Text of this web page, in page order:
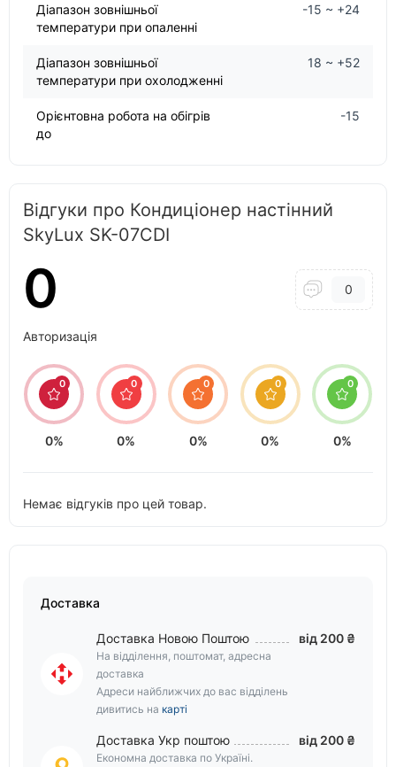
Діапазон зовнішньої
температури при опаленні
-15 ~ +24
Діапазон зовнішньої
температури при охолодженні
18 ~ +52
Орієнтовна робота на обігрів
до
-15
Відгуки про Кондиціонер настінний
SkyLux SK-07CDI
0 0
Авторизація
0
0%
0
0%
0
0%
0
0%
0
0%
Немає відгуків про цей товар.
Доставка
Доставка Новою Поштою
На відділення, поштомат, адресна
доставка
Адреси найближчих до вас відділень
дивитись на карті
від 200 ₴
Доставка Укр поштою
Економна доставка по Україні.
від 200 ₴